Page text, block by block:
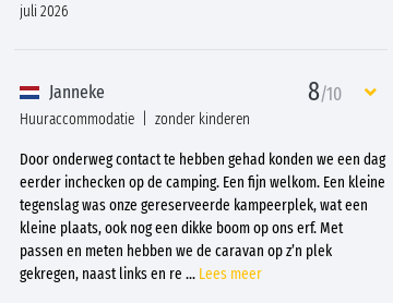
juli 2026
Janneke 8/10
Huuraccommodatie zonder kinderen
Door onderweg contact te hebben gehad konden we een dag
eerder inchecken op de camping. Een fijn welkom. Een kleine
tegenslag was onze gereserveerde kampeerplek, wat een
kleine plaats, ook nog een dikke boom op ons erf. Met
passen en meten hebben we de caravan op z’n plek
gekregen, naast links en re ... Lees meer